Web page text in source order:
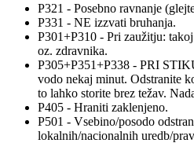
P321 - Posebno ravnanje
P331 - NE izzvati bruhanja.
P301+P310 - Pri zaužitju:
oz. zdravnika.
P305+P351+P338 - PRI
vodo nekaj minut. Odstranite
to lahko storite brez težav.
P405 - Hraniti zaklenjeno.
P501 - Vsebino/posodo
lokalnih/nacionalnih uredb/